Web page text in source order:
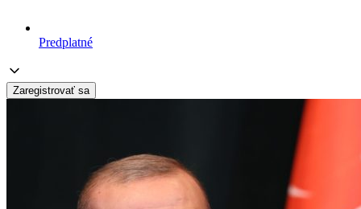
Predplatné
Zaregistrovať sa